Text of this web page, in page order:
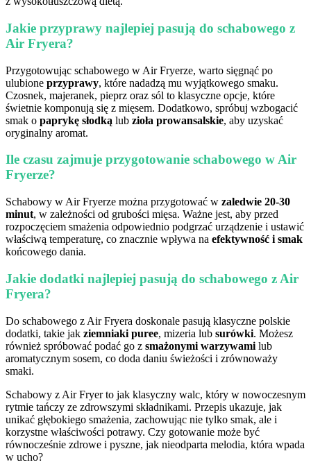
Jakie przyprawy najlepiej pasują do schabowego z
Air Fryera?
Przygotowując schabowego w Air Fryerze, warto sięgnąć po
ulubione przyprawy, które nadadzą mu wyjątkowego smaku.
Czosnek, majeranek, pieprz oraz sól to klasyczne opcje, które
świetnie komponują się z mięsem. Dodatkowo, spróbuj wzbogacić
smak o paprykę słodką lub zioła prowansalskie, aby uzyskać
oryginalny aromat.
Ile czasu zajmuje przygotowanie schabowego w Air
Fryerze?
Schabowy w Air Fryerze można przygotować w zaledwie 20-30
minut, w zależności od grubości mięsa. Ważne jest, aby przed
rozpoczęciem smażenia odpowiednio podgrzać urządzenie i ustawić
właściwą temperaturę, co znacznie wpływa na efektywność i smak
końcowego dania.
Jakie dodatki najlepiej pasują do schabowego z Air
Fryera?
Do schabowego z Air Fryera doskonale pasują klasyczne polskie
dodatki, takie jak ziemniaki puree, mizeria lub surówki. Możesz
również spróbować podać go z smażonymi warzywami lub
aromatycznym sosem, co doda daniu świeżości i zrównoważy
smaki.
Schabowy z Air Fryer to jak klasyczny walc, który w nowoczesnym
rytmie tańczy ze zdrowszymi składnikami. Przepis ukazuje, jak
unikać głębokiego smażenia, zachowując nie tylko smak, ale i
korzystne właściwości potrawy. Czy gotowanie może być
równocześnie zdrowe i pyszne, jak nieodparta melodia, która wpada
w ucho?